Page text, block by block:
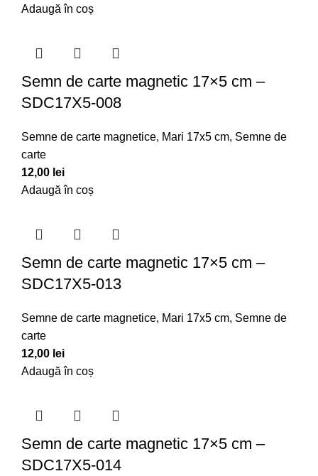
Adaugă în coș
Semn de carte magnetic 17×5 cm –
SDC17X5-008
Semne de carte magnetice, Mari 17x5 cm, Semne de
carte
12,00 lei
Adaugă în coș
Semn de carte magnetic 17×5 cm –
SDC17X5-013
Semne de carte magnetice, Mari 17x5 cm, Semne de
carte
12,00 lei
Adaugă în coș
Semn de carte magnetic 17×5 cm –
SDC17X5-014